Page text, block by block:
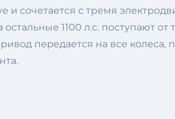
сочетается с тремя
1100 л.с. поступают от
передается на все колеса,